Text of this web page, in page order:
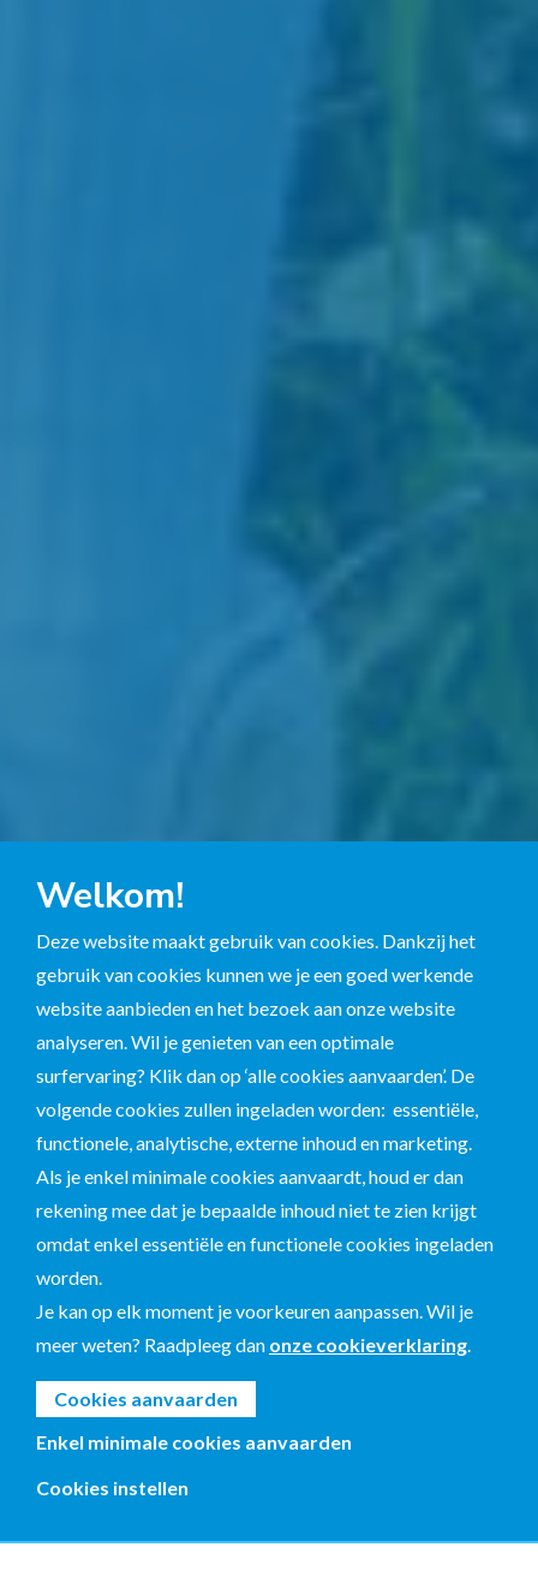
Welkom!
Deze website maakt gebruik van cookies. Dankzij het
gebruik van cookies kunnen we je een goed werkende
website aanbieden en het bezoek aan onze website
analyseren. Wil je genieten van een optimale
surfervaring? Klik dan op ‘alle cookies aanvaarden’. De
volgende cookies zullen ingeladen worden: essentiële,
functionele, analytische, externe inhoud en marketing.
Als je enkel minimale cookies aanvaardt, houd er dan
rekening mee dat je bepaalde inhoud niet te zien krijgt
omdat enkel essentiële en functionele cookies ingeladen
worden.
Je kan op elk moment je voorkeuren aanpassen. Wil je
meer weten? Raadpleeg dan onze cookieverklaring.
Cookies aanvaarden
Enkel minimale cookies aanvaarden
Cookies instellen